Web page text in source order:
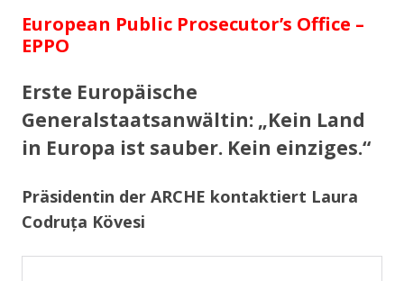
European Public Prosecutor’s Office –
EPPO
Erste Europäische
Generalstaatsanwältin: „Kein Land
in Europa ist sauber. Kein einziges.“
Präsidentin der ARCHE kontaktiert Laura
Codruța Kövesi